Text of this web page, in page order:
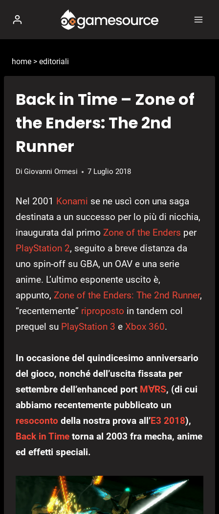
contenuto
home > editoriali
Back in Time – Zone of
the Enders: The 2nd
Runner
Di Giovanni Ormesi 7 Luglio 2018
Nel 2001 Konami se ne uscì con una saga
destinata a un successo per lo più di nicchia,
inaugurata dal primo Zone of the Enders per
PlayStation 2, seguito a breve distanza da
uno spin-off su GBA, un OAV e una serie
anime. L’ultimo esponente uscito è,
appunto, Zone of the Enders: The 2nd Runner,
“recentemente” riproposto in tandem col
prequel su PlayStation 3 e Xbox 360.
In occasione del quindicesimo anniversario
del gioco, nonché dell’uscita fissata per
settembre dell’enhanced port M∀RS, (di cui
abbiamo recentemente pubblicato un
resoconto della nostra prova all’E3 2018),
Back in Time torna al 2003 fra mecha, anime
ed effetti speciali.